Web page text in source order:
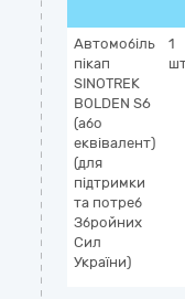
Автомобіль
пікап
SINOTREK
BOLDEN S6
(або
еквівалент)
(для
підтримки
та потреб
Збройних
Сил
України)
1